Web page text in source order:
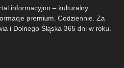
informacyjno – kulturalny
premium. Codziennie. Za
i Dolnego Śląska 365 dni w roku.